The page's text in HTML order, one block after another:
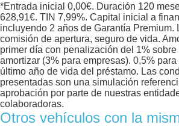
*Entrada inicial 0,00€. Duración 120
628,91€. TIN 7,99%. Capital inicial a
incluyendo 2 años de Garantía Premium.
comisión de apertura, seguro de vida.
primer día con penalización del 1%
amortizar (3% para empresas). 0,5%
último año de vida del préstamo. Las
presentadas son una simulación
aprobación por parte de nuestras
colaboradoras.
Otros vehículos con la